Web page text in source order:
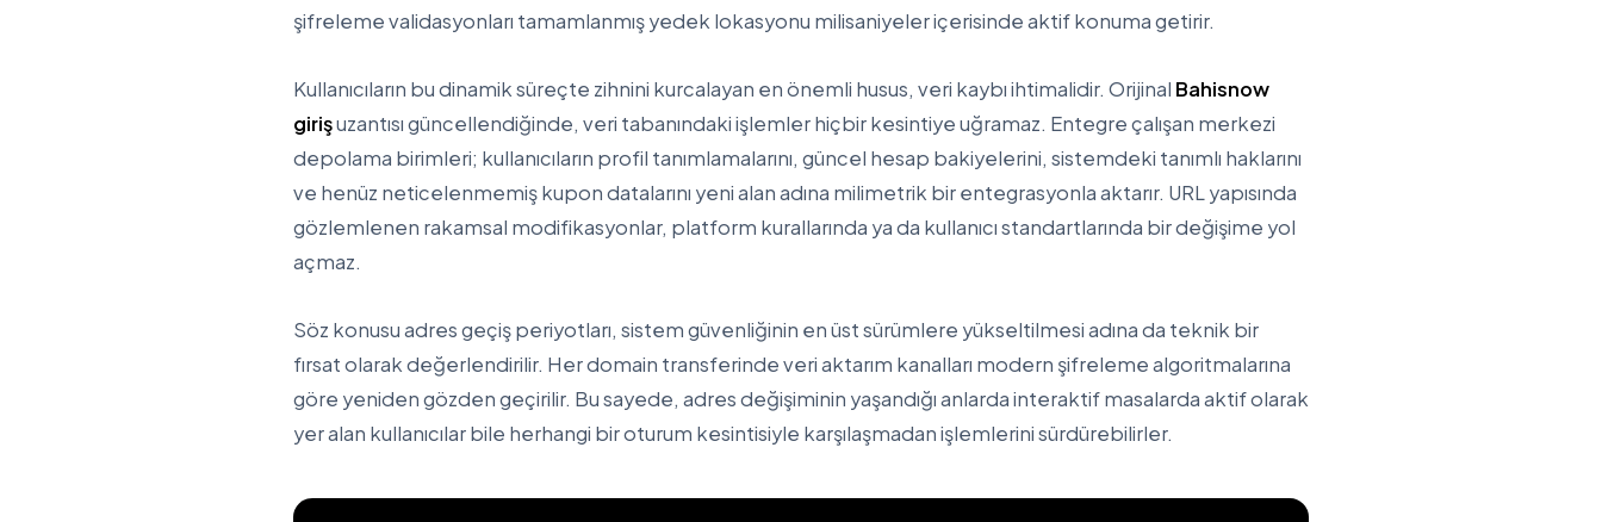
şifreleme validasyonları tamamlanmış yedek lokasyonu milisaniyeler içerisinde aktif konuma getirir.
Kullanıcıların bu dinamik süreçte zihnini kurcalayan en önemli husus, veri kaybı ihtimalidir. Orijinal Bahisnow
girişuzantısı güncellendiğinde, veri tabanındaki işlemler hiçbir kesintiye uğramaz. Entegre çalışan merkezi
depolama birimleri; kullanıcıların profil tanımlamalarını, güncel hesap bakiyelerini, sistemdeki tanımlı haklarını
ve henüz neticelenmemiş kupon datalarını yeni alan adına milimetrik bir entegrasyonla aktarır. URL yapısında
gözlemlenen rakamsal modifikasyonlar, platform kurallarında ya da kullanıcı standartlarında bir değişime yol
açmaz.
Söz konusu adres geçiş periyotları, sistem güvenliğinin en üst sürümlere yükseltilmesi adına da teknik bir
fırsat olarak değerlendirilir. Her domain transferinde veri aktarım kanalları modern şifreleme algoritmalarına
göre yeniden gözden geçirilir. Bu sayede, adres değişiminin yaşandığı anlarda interaktif masalarda aktif olarak
yer alan kullanıcılar bile herhangi bir oturum kesintisiyle karşılaşmadan işlemlerini sürdürebilirler.